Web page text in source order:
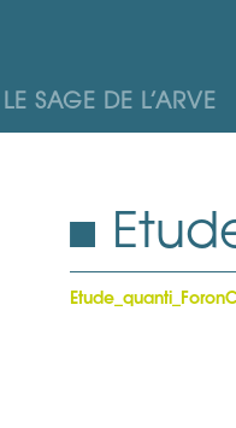
LE SAGE DE L’ARVE